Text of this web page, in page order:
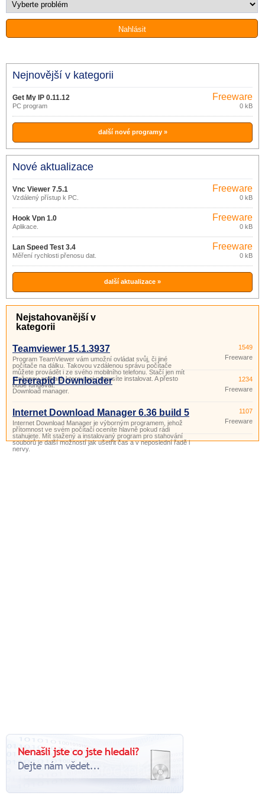
Nejnovější v kategorii
Get My IP 0.11.12
PC program
Freeware
0 kB
další nové programy »
Nové aktualizace
Vnc Viewer 7.5.1
Vzdálený přístup k PC.
Freeware
0 kB
Hook Vpn 1.0
Aplikace.
Freeware
0 kB
Lan Speed ​​Test 3.4
Měření rychlosti přenosu dat.
Freeware
0 kB
další aktualizace »
Nejstahovanější v
kategorii
Teamviewer 15.1.3937
Program TeamViewer vám umožní ovládat svůj, či jiné
počítače na dálku. Takovou vzdálenou správu počítače
můžete provádět i ze svého mobilního telefonu. Stačí jen mít
staženou aplikaci, kterou ani nemusíte instalovat. A přesto
bude fungovat.
1549
Freeware
Freerapid Downloader
Download manager.
1234
Freeware
Internet Download Manager 6.36 build 5
Internet Download Manager je výborným programem, jehož
přítomnost ve svém počítači oceníte hlavně pokud rádi
stahujete. Mít stažený a instalovaný program pro stahování
souborů je další možností jak ušetřit čas a v neposlední řadě i
nervy.
1107
Freeware